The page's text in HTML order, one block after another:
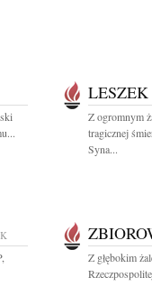
Z ogromnym
tragicznej
Syna...
Z głębokim